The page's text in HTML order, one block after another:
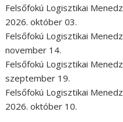
Felsőfokú Logisztikai
2026. október 03.
Felsőfokú Logisztikai
november 14.
Felsőfokú Logisztikai
szeptember 19.
Felsőfokú Logisztikai
2026. október 10.